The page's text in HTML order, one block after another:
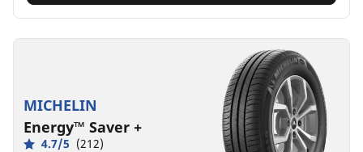
MICHELIN
Energy™ Saver +
4.7/5 (212)